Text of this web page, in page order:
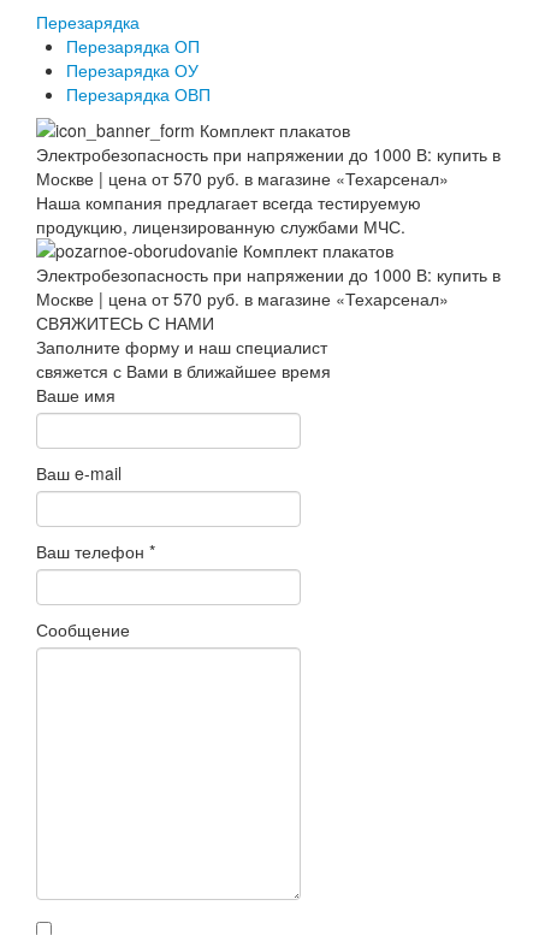
Перезарядка
Перезарядка ОП
Перезарядка ОУ
Перезарядка ОВП
Наша компания предлагает всегда тестируемую
продукцию, лицензированную службами МЧС.
СВЯЖИТЕСЬ С НАМИ
Заполните форму и наш специалист
свяжется с Вами в ближайшее время
Ваше имя
Ваш e-mail
Ваш телефон *
Сообщение